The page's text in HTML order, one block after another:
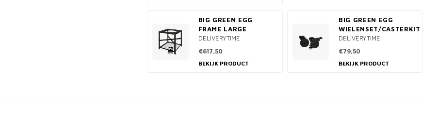
BIG GREEN EGG
FRAME LARGE
DELIVERYTIME
€617,50
BEKIJK PRODUCT
BIG GREEN EGG
WIELENSET/CASTERKIT
DELIVERYTIME
€79,50
BEKIJK PRODUCT